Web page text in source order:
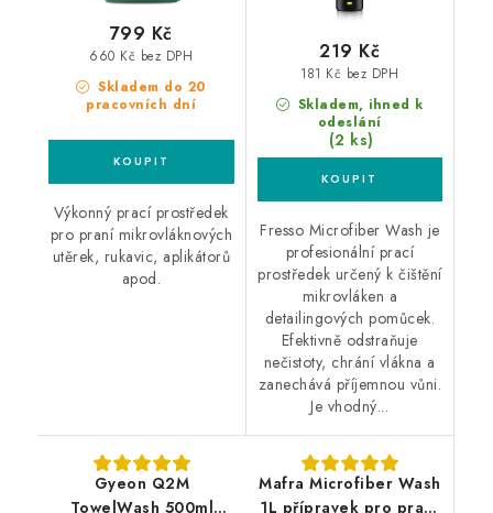
Skladem do 20
pracovních dní
660 Kč bez DPH
799 Kč
Výkonný prací prostředek
pro praní mikrovláknových
utěrek, rukavic, aplikátorů
apod.
Skladem, ihned k
odeslání
(2 ks)
181 Kč bez DPH
219 Kč
Fresso Microfiber Wash je
profesionální prací
prostředek určený k čištění
mikrovláken a
detailingových pomůcek.
Efektivně odstraňuje
nečistoty, chrání vlákna a
zanechává příjemnou vůni.
Je vhodný...
Gyeon Q2M
TowelWash 500ml
Mafra Microfiber Wash
1L přípravek pro praní